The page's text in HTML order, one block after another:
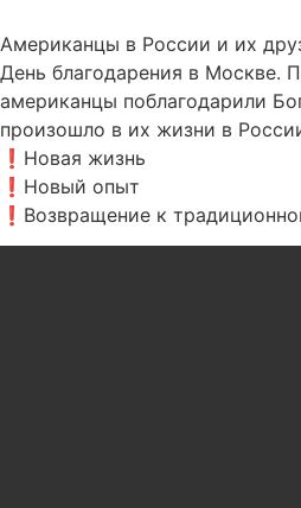
Американцы в России и их
День благодарения в Москве.
американцы поблагодарили
произошло в их жизни в
❗Новая жизнь
❗Новый опыт
❗Возвращение к